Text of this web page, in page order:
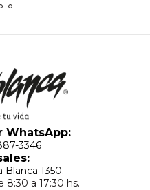
WhatsApp:
3346
Blanca 1350.
8:30 a 17:30 hs.